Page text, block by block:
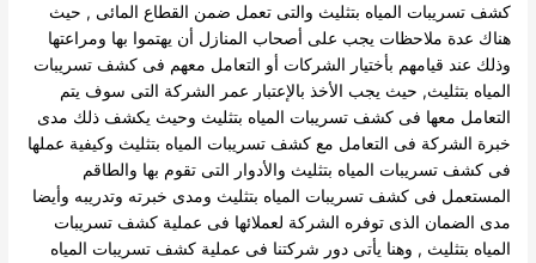
كشف تسريبات المياه بتثليث والتى تعمل ضمن القطاع المائى , حيث
هناك عدة ملاحظات يجب على أصحاب المنازل أن يهتموا بها ومراعتها
وذلك عند قيامهم بأختيار الشركات أو التعامل معهم فى كشف تسريبات
المياه بتثليث, حيث يجب الأخذ بالإعتبار عمر الشركة التى سوف يتم
التعامل معها فى كشف تسريبات المياه بتثليث وحيث يكشف ذلك مدى
خبرة الشركة فى التعامل مع كشف تسريبات المياه بتثليث وكيفية عملها
فى كشف تسريبات المياه بتثليث والأدوار التى تقوم بها والطاقم
المستعمل فى كشف تسريبات المياه بتثليث ومدى خبرته وتدريبه وأيضا
مدى الضمان الذى توفره الشركة لعملائها فى عملية كشف تسريبات
المياه بتثليث , وهنا يأتى دور شركتنا فى عملية كشف تسريبات المياه